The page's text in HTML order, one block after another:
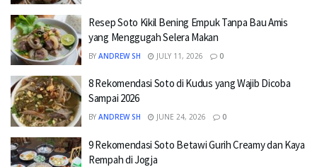
Resep Soto Kikil Bening Empuk Tanpa Bau Amis
yang Menggugah Selera Makan
BY ANDREW SH JULY 11, 2026 0
8 Rekomendasi Soto di Kudus yang Wajib Dicoba
Sampai 2026
BY ANDREW SH JUNE 24, 2026 0
9 Rekomendasi Soto Betawi Gurih Creamy dan Kaya
Rempah di Jogja